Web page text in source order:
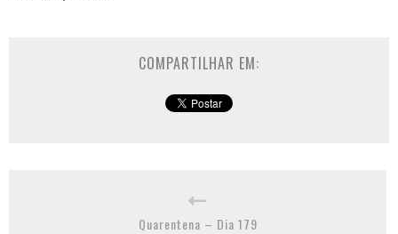
COMPARTILHAR EM:
Quarentena – Dia 179